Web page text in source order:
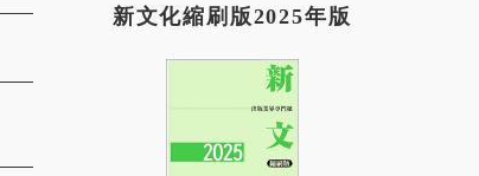
新文化縮刷版2025年版